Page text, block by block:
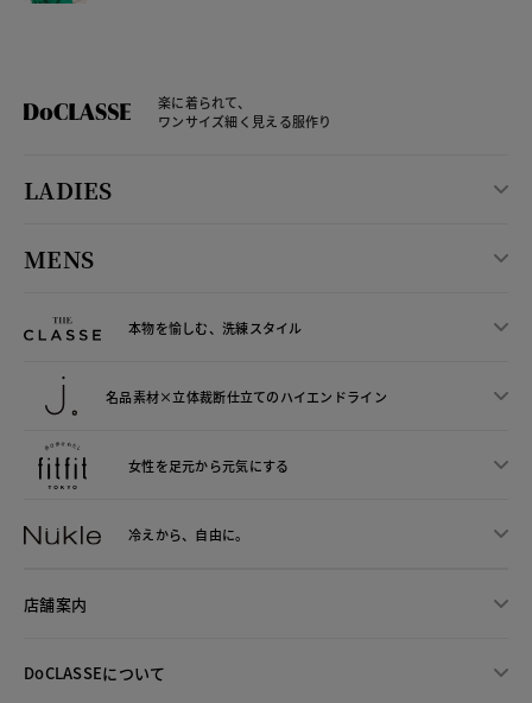
楽に着られて、
ワンサイズ細く見える服作り
LADIES
MENS
本物を愉しむ、洗練スタイル
名品素材×立体裁断仕立てのハイエンドライン
女性を足元から元気にする
冷えから、 自由に。
店舗案内
DoCLASSEについて